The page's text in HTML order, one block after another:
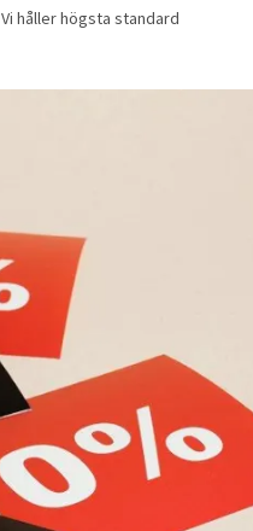
Vi håller högsta standard